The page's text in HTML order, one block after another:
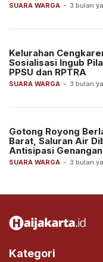
SUARA WARGA - 3 bulan
SUARA WARGA - 3 bulan
Kelurahan
Sosialisasi Ingub
PPSU dan RPTRA
SUARA WARGA - 3 bulan
Gotong Royong
Barat, Saluran Air
Antisipasi Genangan
Kategori